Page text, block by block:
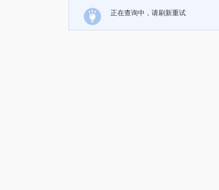
正在查询中，请刷新重试